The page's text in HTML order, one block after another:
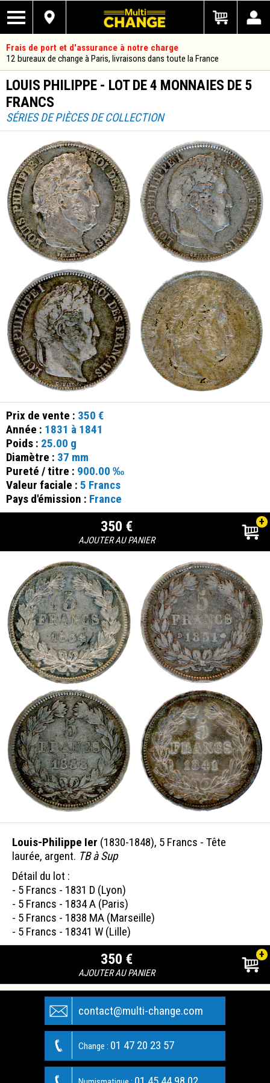
Frais de port et d'assurance à notre charge
12 bureaux de change à Paris, livraisons dans toute la France
LOUIS PHILIPPE - LOT DE 4 MONNAIES DE 5
FRANCS
SÉRIES DE PIÈCES DE COLLECTION
Prix de vente : 350 €
Année : 1831 à 1841
Poids : 25.00 g
Diamètre : 37 mm
Pureté / titre : 900.00 ‰
Valeur faciale : 5 Francs
Pays d'émission : France
350 €
AJOUTER AU PANIER
+
Louis-Philippe Ier (1830-1848), 5 Francs - Tête
laurée, argent. TB à Sup
Détail du lot :
- 5 Francs - 1831 D (Lyon)
- 5 Francs - 1834 A (Paris)
- 5 Francs - 1838 MA (Marseille)
- 5 Francs - 18341 W (Lille)
350 €
AJOUTER AU PANIER
+
contact@multi-change.com
Change : 01 47 20 23 57